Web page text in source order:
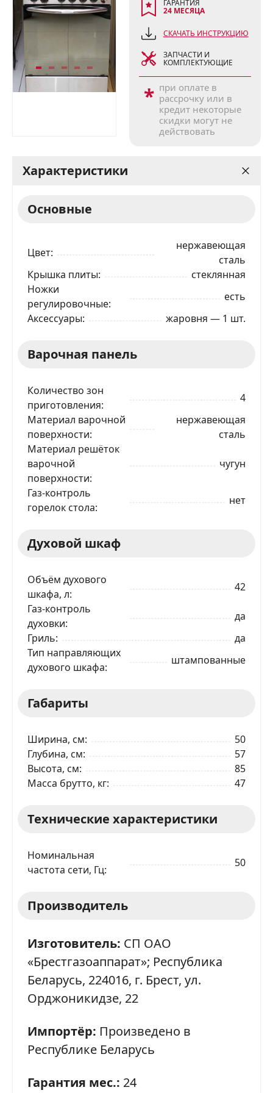
ГАРАНТИЯ
24 МЕСЯЦА
СКАЧАТЬ ИНСТРУКЦИЮ
ЗАПЧАСТИ И
КОМПЛЕКТУЮЩИЕ
* при оплате в
рассрочку или в
кредит некоторые
скидки могут не
действовать
Характеристики
Основные
Цвет
нержавеющая
сталь
Крышка плиты
стеклянная
Ножки
регулировочные
есть
Аксессуары
жаровня — 1 шт.
Варочная панель
Количество зон
приготовления
4
Материал варочной
поверхности
нержавеющая
сталь
Материал решёток
варочной
поверхности
чугун
Газ-контроль
горелок стола
нет
Духовой шкаф
Объём духового
шкафа, л
42
Газ-контроль
духовки
да
Гриль
да
Тип направляющих
духового шкафа
штампованные
Габариты
Ширина, см
50
Глубина, см
57
Высота, см
85
Масса брутто, кг
47
Технические характеристики
Номинальная
частота сети, Гц
50
Производитель
Изготовитель: СП ОАО
«Брестгазоаппарат»; Республика
Беларусь, 224016, г. Брест, ул.
Орджоникидзе, 22
Импортёр: Произведено в
Республике Беларусь
Гарантия мес.: 24
Я даю согласие на обработку моих персональных
ОТПРАВИТЬ ЗАЯВКУ